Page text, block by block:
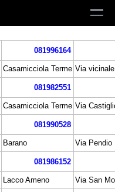
081996164
Casamicciola Terme Via
081982551
Casamicciola Terme Via
081990528
Barano Via Pendio
081986152
Lacco Ameno Via San